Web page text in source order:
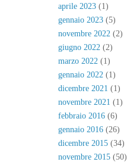
aprile 2023 (1)
gennaio 2023 (5)
novembre 2022 (2)
giugno 2022 (2)
marzo 2022 (1)
gennaio 2022 (1)
dicembre 2021 (1)
novembre 2021 (1)
febbraio 2016 (6)
gennaio 2016 (26)
dicembre 2015 (34)
novembre 2015 (50)